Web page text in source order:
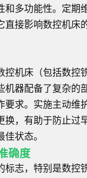
和多功能性。定期
直接影响数控机床
控机床（包括数控
机器配备了复杂的
要求。实施主动维
换，有助于防止过
状态。
确度
标志，特别是数控